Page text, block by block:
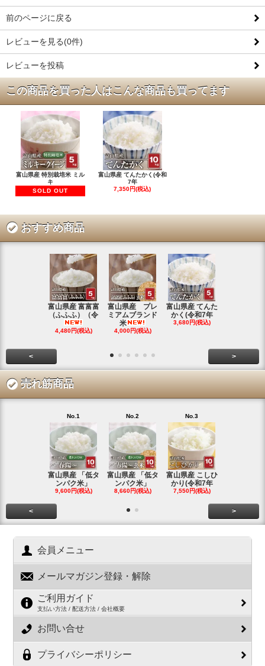
前のページに戻る
レビューを見る(0件)
レビューを投稿
この商品を買った人はこんな商品も買ってます
富山県産 特別栽培米 ミル
キ
SOLD OUT
富山県産 てんたかく(令和
7年
7,350円(税込)
おすすめ商品
富山県産 富富富
（ふふふ）（令
4,480円(税込)
富山県産 プレ
ミアムブランド
米
4,000円(税込)
富山県産 てんた
かく(令和7年
3,680円(税込)
< >
売れ筋商品
No.1
富山県産 「低タ
ンパク米」
9,600円(税込)
No.2
富山県産 「低タ
ンパク米」
8,660円(税込)
No.3
富山県産 こしひ
かり(令和7年
7,550円(税込)
< >
会員メニュー
メールマガジン登録・解除
ご利用ガイド
支払い方法 / 配送方法 / 会社概要
お問い合せ
プライバシーポリシー